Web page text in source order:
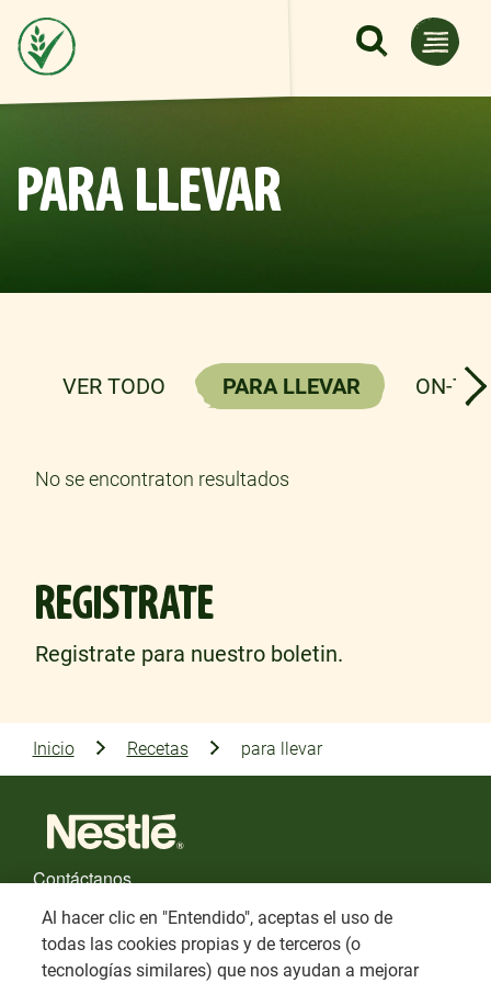
Pasar al contenido principal
PARA LLEVAR
VER TODO PARA LLEVAR ON-
No se encontraton resultados
REGISTRATE
Registrate para nuestro boletin.
Inicio Recetas para llevar
Contáctanos
FAQs
Al hacer clic en "Entendido", aceptas el uso de
todas las cookies propias y de terceros (o
tecnologías similares) que nos ayudan a mejorar